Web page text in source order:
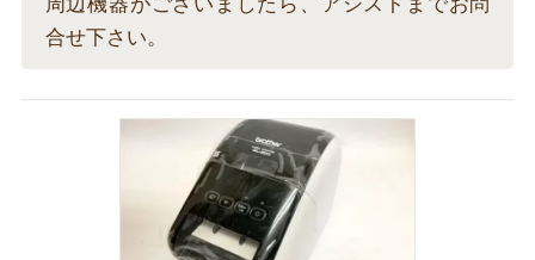
周辺機器がございましたら、アシストまでお問
合せ下さい。